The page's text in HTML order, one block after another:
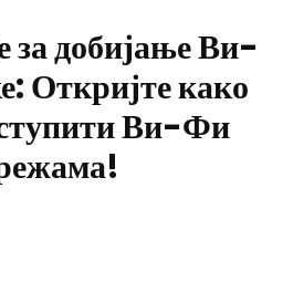
за добијање Ви-
Откријте како
Ви-Фи